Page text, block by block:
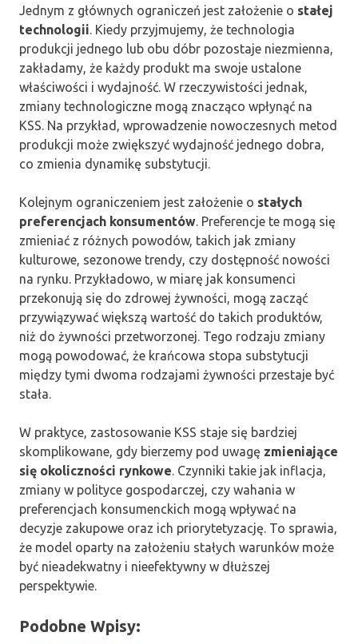
Jednym z głównych ograniczeń jest założenie o stałej
technologii. Kiedy przyjmujemy, że technologia
produkcji jednego lub obu dóbr pozostaje niezmienna,
zakładamy, że każdy produkt ma swoje ustalone
właściwości i wydajność. W rzeczywistości jednak,
zmiany technologiczne mogą znacząco wpłynąć na
KSS. Na przykład, wprowadzenie nowoczesnych metod
produkcji może zwiększyć wydajność jednego dobra,
co zmienia dynamikę substytucji.
Kolejnym ograniczeniem jest założenie o stałych
preferencjach konsumentów. Preferencje te mogą się
zmieniać z różnych powodów, takich jak zmiany
kulturowe, sezonowe trendy, czy dostępność nowości
na rynku. Przykładowo, w miarę jak konsumenci
przekonują się do zdrowej żywności, mogą zacząć
przywiązywać większą wartość do takich produktów,
niż do żywności przetworzonej. Tego rodzaju zmiany
mogą powodować, że krańcowa stopa substytucji
między tymi dwoma rodzajami żywności przestaje być
stała.
W praktyce, zastosowanie KSS staje się bardziej
skomplikowane, gdy bierzemy pod uwagę zmieniające
się okoliczności rynkowe. Czynniki takie jak inflacja,
zmiany w polityce gospodarczej, czy wahania w
preferencjach konsumenckich mogą wpływać na
decyzje zakupowe oraz ich priorytetyzację. To sprawia,
że model oparty na założeniu stałych warunków może
być nieadekwatny i nieefektywny w dłuższej
perspektywie.
Podobne Wpisy: